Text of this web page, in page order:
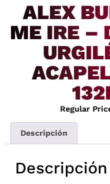
ALEX
ME IRE –
Regular
Descripción
Descripción